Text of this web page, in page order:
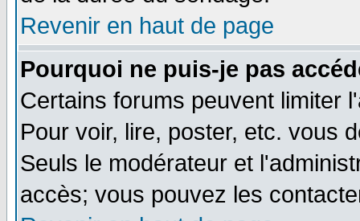
Revenir en haut de page
Pourquoi ne puis-je pas
Certains forums peuvent limiter
Pour voir, lire, poster, etc. vous
Seuls le modérateur et
accès; vous pouvez les